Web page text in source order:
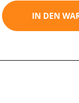
Gib den
IN DEN